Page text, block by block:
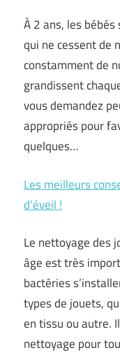
À 2 ans, les
qui ne cessent de
constamment de
grandissent
vous demandez
appropriés pour
quelques…
Les meilleurs
d’éveil !
Le nettoyage des
âge est très
bactéries
types de jouets,
en tissu ou autre.
nettoyage pour